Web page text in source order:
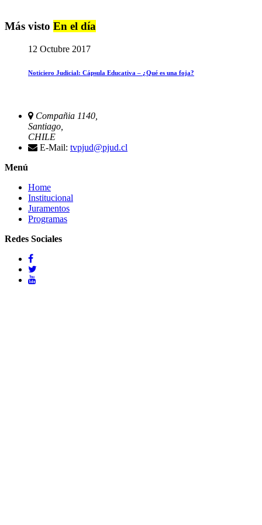
Más visto En el día
12 Octubre 2017
Noticiero Judicial: Cápsula Educativa – ¿Qué es una foja?
Compañia 1140,
Santiago,
CHILE
E-Mail: tvpjud@pjud.cl
Menú
Home
Institucional
Juramentos
Programas
Redes Sociales